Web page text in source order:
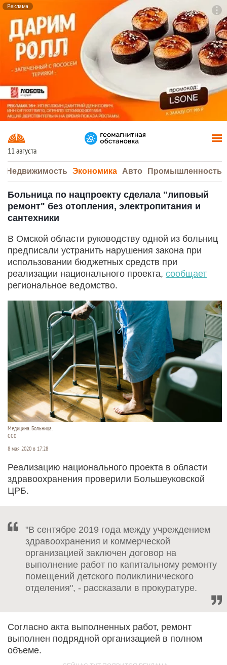
Реклама
11 августа
Недвижимость Экономика Авто Промышленность
Больница по нацпроекту сделала "липовый
ремонт" без отопления, электропитания и
сантехники
В Омской области руководству одной из больниц
предписали устранить нарушения закона при
использовании бюджетных средств при
реализации национального проекта, сообщает
региональное ведомство.
Медицина. Больница.
СС0
8 мая 2020 в 17:28
Реализацию национального проекта в области
здравоохранения проверили Большеуковской
ЦРБ.
"В сентябре 2019 года между учреждением
здравоохранения и коммерческой
организацией заключен договор на
выполнение работ по капитальному ремонту
помещений детского поликлинического
отделения", - рассказали в прокуратуре.
Согласно акта выполненных работ, ремонт
выполнен подрядной организацией в полном
объеме.